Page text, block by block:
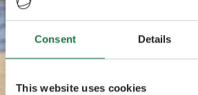
Consent Details
This website uses cookies